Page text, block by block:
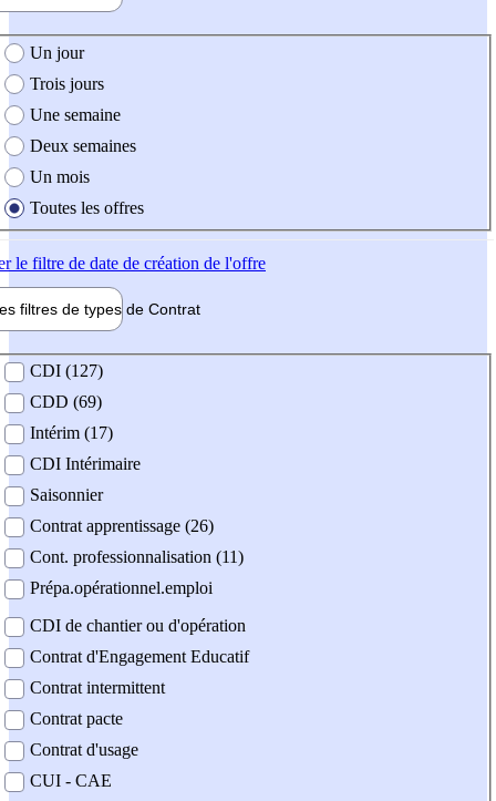
création de l'offre
Un jour
Trois jours
Une semaine
Deux semaines
Un mois
Toutes les offres
le filtre de date de création de l'offre
filtres de types de Contrat
contrat
CDI (127)
CDD (69)
Intérim (17)
CDI Intérimaire
Saisonnier
Contrat apprentissage (26)
Cont. professionnalisation (11)
Prépa.opérationnel.emploi
CDI de chantier ou d'opération
Contrat d'Engagement Educatif
Contrat intermittent
Contrat pacte
Contrat d'usage
CUI - CAE